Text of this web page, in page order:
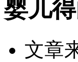
婴儿
文章